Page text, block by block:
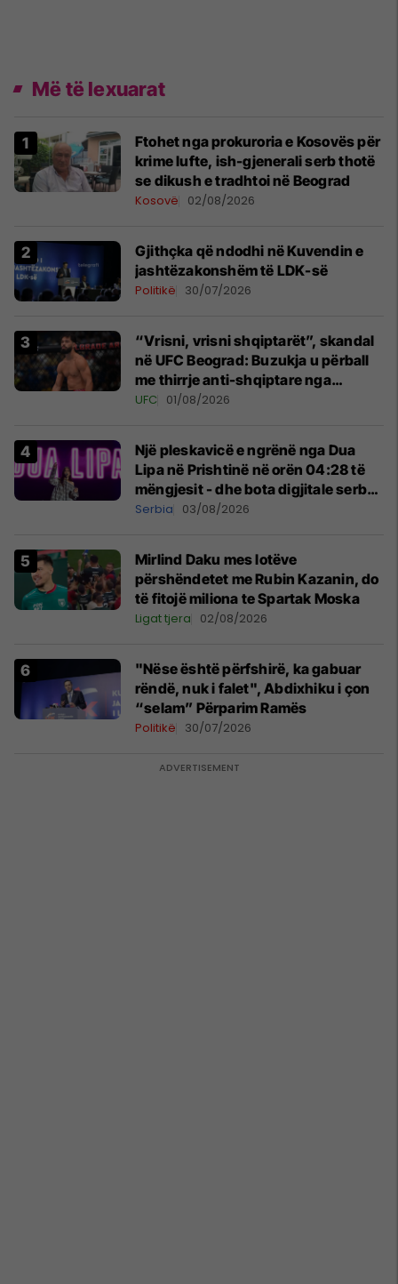
Më të lexuarat
Ftohet nga prokuroria e Kosovës për
krime lufte, ish-gjenerali serb thotë
se dikush e tradhtoi në Beograd
Kosovë 02/08/2026
Gjithçka që ndodhi në Kuvendin e
jashtëzakonshëm të LDK-së
Politikë 30/07/2026
“Vrisni, vrisni shqiptarët”, skandal
në UFC Beograd: Buzukja u përball
me thirrje anti-shqiptare nga
tribunat
UFC 01/08/2026
Një pleskavicë e ngrënë nga Dua
Lipa në Prishtinë në orën 04:28 të
mëngjesit - dhe bota digjitale serbe
shpall gjendjen e luftës
Serbia 03/08/2026
Mirlind Daku mes lotëve
përshëndetet me Rubin Kazanin, do
të fitojë miliona te Spartak Moska
Ligat tjera 02/08/2026
"Nëse është përfshirë, ka gabuar
rëndë, nuk i falet", Abdixhiku i çon
“selam” Përparim Ramës
Politikë 30/07/2026